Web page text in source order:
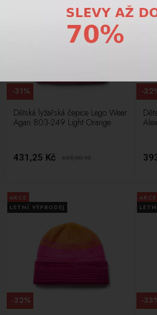
Dětská lyžařská čepice Lego Wear
Agan 803-249 Light Orange
431,25 Kč 625,00Kč
-31% -
AKCE
LETNÍ VÝPRODEJ
-32%
AKCE
-